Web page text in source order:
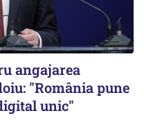
angajarea
"România pune
unic"